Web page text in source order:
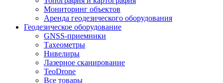
Мониторинг объектов
Аренда геодезического оборудования
Геодезическое оборудование
GNSS-приемники
Тахеометры
Нивелиры
Лазерное сканирование
TeoDrone
Все товары